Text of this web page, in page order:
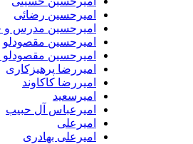
امیرحسین رضائی
امیرحسین مدرس و حمیدرضا
امیرحسین مقصودلو
امیرحسین مقصودلو و رضا
امیررضا پرهیزکاری
امیررضا کاکاوند
امیرسعید
امیرعباس آل حبیب
امیرعلی
امیرعلی بهادری